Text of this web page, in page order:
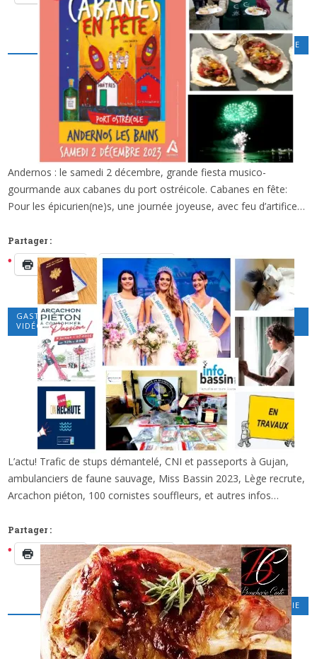
GASTRONOMIE ,POLITIQUE ET ECONOMIE
CABANES EN FÊTE À ANDERNOS: FESTIF ET
GOURMAND!
Andernos : le samedi 2 décembre, grande fiesta musico-
gourmande aux cabanes du port ostréicole. Cabanes en fête:
Pour les épicurien(ne)s, une journée joyeuse, avec feu d’artifice…
Partager :
Imprimer Facebook
GASTRONOMIE LOISIRS CULTURELS,POLITIQUE ET ECONOMIE,
VIDÉOS
QUE DES INFOS, DE-CI, DE LÀ, SUR LE
BASSIN…
L’actu! Trafic de stups démantelé, CNI et passeports à Gujan,
ambulanciers de faune sauvage, Miss Bassin 2023, Lège recrute,
Arcachon piéton, 100 cornistes souffleurs, et autres infos…
Partager :
Imprimer Facebook
GASTRONOMIE,POLITIQUE ET ECONOMIE